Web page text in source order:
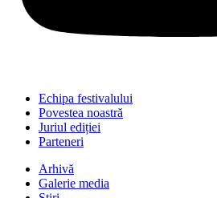
Echipa festivalului
Povestea noastră
Juriul ediției
Parteneri
Arhivă
Galerie media